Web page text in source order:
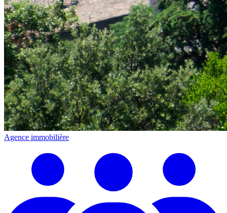
Agence immobilière